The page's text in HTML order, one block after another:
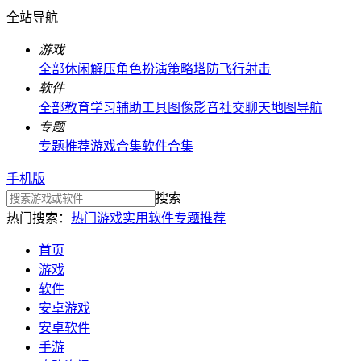
全站导航
游戏
全部休闲解压角色扮演策略塔防飞行射击
软件
全部教育学习辅助工具图像影音社交聊天地图导航
专题
专题推荐游戏合集软件合集
手机版
搜索
热门搜索： 热门游戏实用软件专题推荐
首页
游戏
软件
安卓游戏
安卓软件
手游